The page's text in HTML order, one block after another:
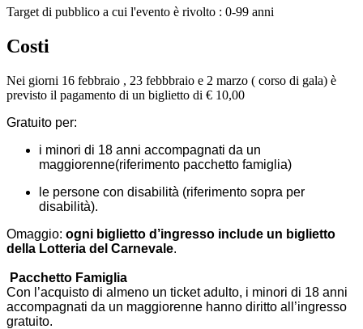
Target di pubblico a cui l'evento è rivolto : 0-99 anni
Costi
Nei giorni 16 febbraio , 23 febbbraio e 2 marzo ( corso di gala) è
previsto il pagamento di un biglietto di € 10,00
Gratuito per:
i minori di 18 anni accompagnati da un
maggiorenne(riferimento pacchetto famiglia)
le persone con disabilità (riferimento sopra per
disabilità).
Omaggio: ogni biglietto d’ingresso include un biglietto
della Lotteria del Carnevale.
Pacchetto Famiglia
Con l’acquisto di almeno un ticket adulto, i minori di 18 anni
accompagnati da un maggiorenne hanno diritto all’ingresso
gratuito.